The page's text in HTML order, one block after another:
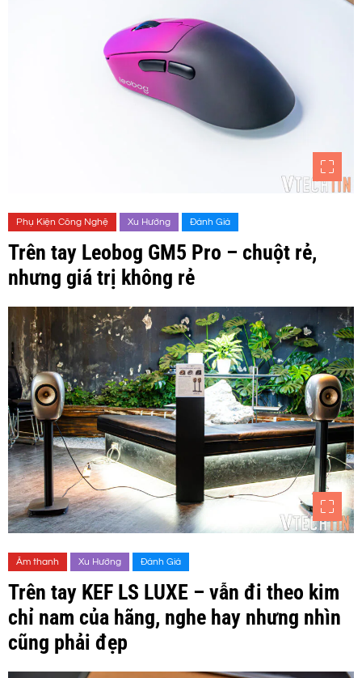
Phụ Kiện Công Nghệ Xu Hướng Đánh Giá
Trên tay Leobog GM5 Pro – chuột rẻ,
nhưng giá trị không rẻ
Âm thanh Xu Hướng Đánh Giá
Trên tay KEF LS LUXE – vẫn đi theo kim
chỉ nam của hãng, nghe hay nhưng nhìn
cũng phải đẹp